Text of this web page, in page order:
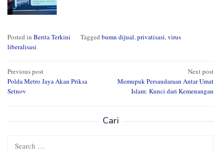
Posted in Berita Terkini Tagged bumn dijual,privatisasi,virus
liberalisasi
Post
navigation
Previous post
Polda Metro Jaya Akan Priksa
Setnov
Next post
Memupuk Persaudaraan Antar Umat
Islam: Kunci dari Kemenangan
Cari